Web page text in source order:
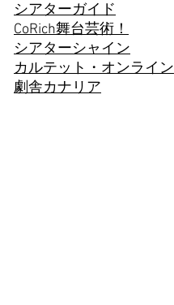
シアターガイド
CoRich舞台芸術！
シアターシャイン
カルテット・オンライン
劇舎カナリア